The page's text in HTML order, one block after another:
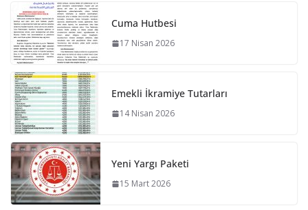
Cuma Hutbesi
17 Nisan 2026
Emekli İkramiye Tutarları
14 Nisan 2026
Yeni Yargı Paketi
15 Mart 2026